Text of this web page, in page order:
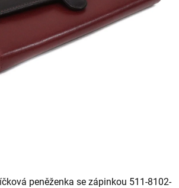
peněženka se zápinkou 511-8102-